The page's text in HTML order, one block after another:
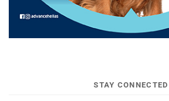
STAY CONNECTED